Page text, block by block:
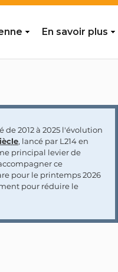
En savoir plus
2012 à 2025 l'évolution
, lancé par L214 en
principal levier de
ce
pour le printemps 2026
pour réduire le